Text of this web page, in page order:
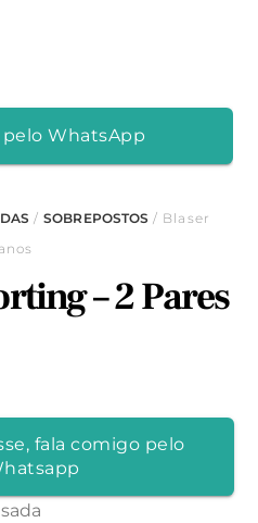
pelo WhatsApp
/SOBREPOSTOS / Blaser
– 2 Pares
fala comigo pelo